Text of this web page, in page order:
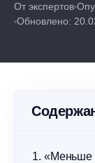
От экспертов
Обновлено:
«Меньше